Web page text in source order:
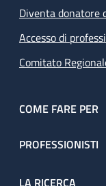
Diventa donatore
Accesso di
Comitato
COME FARE PER
PROFESSIONISTI
LA RICERCA